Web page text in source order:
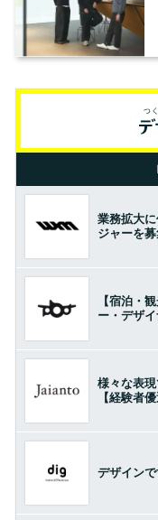
業務拡大
ジャーを募
【宿泊・
ー・デザ
様々な表
【経験者
デザインで